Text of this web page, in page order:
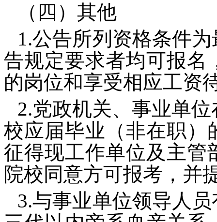
（四）其他
1.公告所列资格条件
告规定要求者均可报名
的岗位和享受相应工资
2.党政机关、事业单
校应届毕业（非在职）
征得现工作单位及主管
院校同意方可报考，并
3.与事业单位领导人